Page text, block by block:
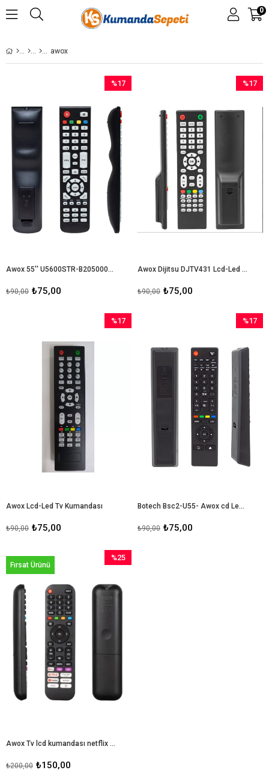
0
awox
Awox 55'' U5600STR-B205000S 4K Smart LCD-LED Tv Kumanda
₺75,00
₺90,00
%17
%17İndirim
Awox Dijitsu DJTV431 Lcd-Led Tv Kumandası
₺75,00
₺90,00
%17
Awox Lcd-Led Tv Kumandası
₺75,00
₺90,00
%17
Botech Bsc2-U55- Awox cd Led Tv Kumandası
₺75,00
₺90,00
%17
Awox Tv lcd kumandası netflix tuşlu kumanda sepeti
₺150,00
₺200,00
%25
%25İndirim
Fırsat Ürünü